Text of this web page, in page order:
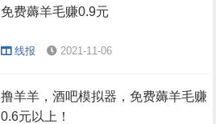
免费薅羊毛赚0.9元
线报 2021-11-06
撸羊羊，酒吧模拟器，免费薅羊毛赚
0.6元以上！